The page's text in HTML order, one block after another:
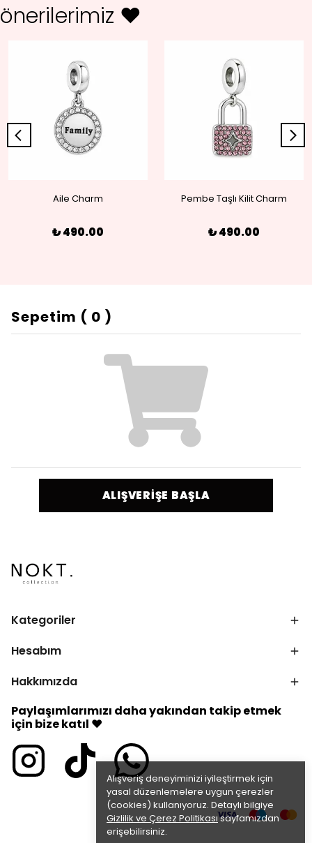
Alışveriş deneyiminizi iyileştirmek için
yasal düzenlemelere uygun çerezler
(cookies) kullanıyoruz. Detaylı bilgiye
Gizlilik ve Çerez Politikasısayfamızdan
erişebilirsiniz.
önerilerimiz ♥
Aile Charm
₺ 490.00
Pembe Taşlı Kilit Charm
₺ 490.00
Sepetim ( 0 )
ALIŞVERİŞE BAŞLA
Kategoriler
Hesabım
Hakkımızda
Paylaşımlarımızı daha yakından takip etmek
için bize katıl ♥